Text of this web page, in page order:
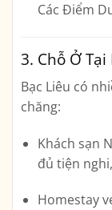
Các Điểm
3. Chỗ Ở Tại
Bạc Liêu có
chăng:
Khách sạn
đủ tiện
Homestay